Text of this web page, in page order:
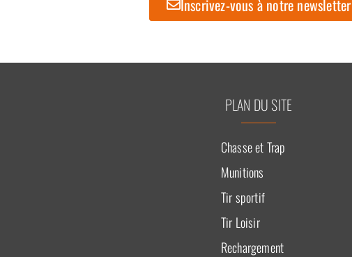
Inscrivez-vous à notre newsletter
PLAN DU SITE
Chasse et Trap
Munitions
Tir sportif
Tir Loisir
Rechargement